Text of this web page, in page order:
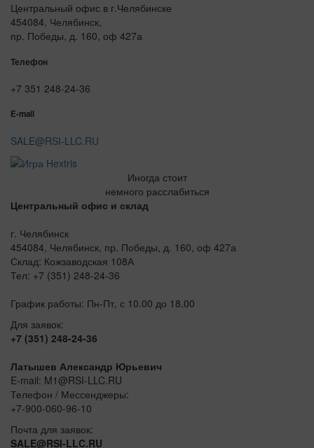
Центральный офис в г.Челябинске
454084, Челябинск,
пр. Победы, д. 160, оф 427а
Телефон
+7 351 248-24-36
E-mail
SALE@RSI-LLC.RU
Иногда стоит
немного расслабиться
Центральный офис и склад
г. Челябинск
454084, Челябинск, пр. Победы, д. 160, оф 427а
Склад: Кожзаводская 108А
Тел: +7 (351) 248-24-36
График работы: Пн-Пт, с 10.00 до 18.00
Для заявок:
+7 (351) 248-24-36
Латышев Александр Юрьевич
E-mail: M1@RSI-LLC.RU
Телефон / Мессенджеры:
+7-900-060-96-10
Почта для заявок:
SALE@RSI-LLC.RU